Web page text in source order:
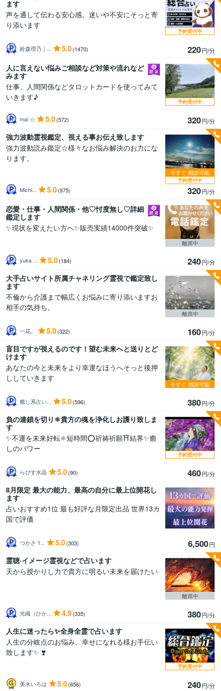
ます
声を通して伝わる安心感。迷いや不安にそっと寄
り添います
鈴森理乃｜... 5.0(1470) 220円/分
予約受付中
人に言えない悩みご相談など対策や流れなど
みます
仕事、人間関係などタロットカードを使ってみて
いきます♪
mai ☆ 5.0(572) 320円/分
予約受付中
強力波動霊視鑑定、視える事お伝え致します
強力波動読み鑑定☆様々なお悩み解決のお力にな
ります。
Michi... 5.0(975) 320円/分
今すぐ 相談可能
予約受付中
恋愛・仕事・人間関係・他♡忖度無し♡詳細
鑑定します
✨現状を変えたい方へ✨販売実績14000件突破✨
yuka ... 5.0(184) 240円/分
離席中
大手占いサイト所属チャネリング霊視で鑑定致し
ます
不倫から介護まで幅広くお悩みに寄り添いますお
相手の気持ち。
一花。 5.0(322) 160円/分
離席中
盲目ですが視えるのです！望む未来へと送りとど
けます
あなたの今と未来をより幸運なほうへそっと後押
ししていきます
癒し系占い... 5.0(596) 380円/分
今すぐ 相談可能
負の連鎖を切り⚛️貴方の魂を浄化しお護り致しま
す
✨不運を未来好転⚛️短時間⭕️祈祷祈願⛩️結界✨癒
しのパワー
らぴす水晶 5.0(90) 460円/分
予約受付中
8月限定 最大の能力、最高の自分に最上位開花し
ます
占いおすすめ1位 最も好評な月限定出品 世界13カ
国で評価
つかさ 1... 5.0(303) 6,500円
霊聴·イメージ霊視などで占います
天から授かりし力で貴方に明るい未来を届けたい
光織（ひか... 4.9(335) 380円/分
離席中
人生に迷ったら✨全身全霊で占います
人生の分岐点のお悩み、幸せになれる様お手伝い
致します✨ ❣️
美水いろは 5.0(656) 240円/分
予約受付中